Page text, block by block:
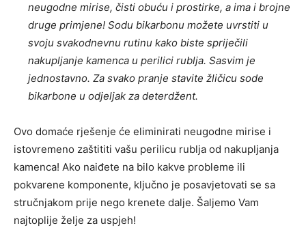
neugodne mirise, čisti obuću i prostirke, a ima i brojne
druge primjene! Sodu bikarbonu možete uvrstiti u
svoju svakodnevnu rutinu kako biste spriječili
nakupljanje kamenca u perilici rublja. Sasvim je
jednostavno. Za svako pranje stavite žličicu sode
bikarbone u odjeljak za deterdžent.
Ovo domaće rješenje će eliminirati neugodne mirise i
istovremeno zaštititi vašu perilicu rublja od nakupljanja
kamenca! Ako naiđete na bilo kakve probleme ili
pokvarene komponente, ključno je posavjetovati se sa
stručnjakom prije nego krenete dalje. Šaljemo Vam
najtoplije želje za uspjeh!